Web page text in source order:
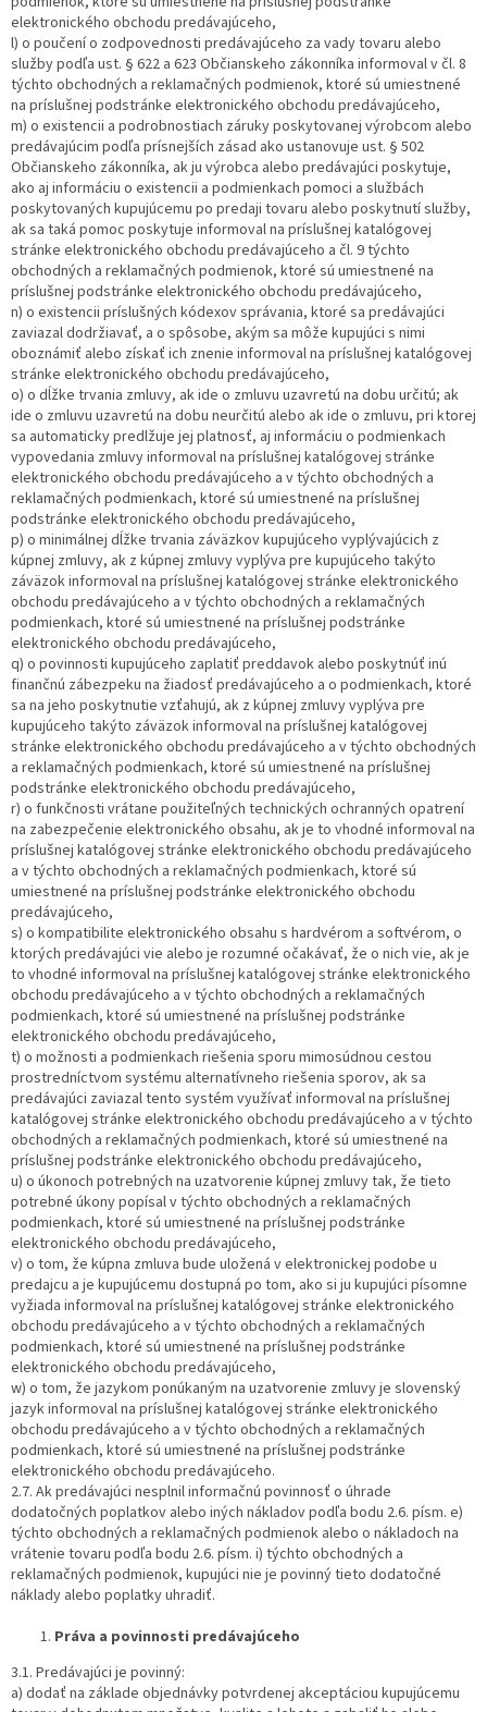
elektronického obchodu predávajúceho,
l) o poučení o zodpovednosti predávajúceho za vady tovaru alebo
služby podľa ust. § 622 a 623 Občianskeho zákonníka informoval v čl. 8
týchto obchodných a reklamačných podmienok, ktoré sú umiestnené
na príslušnej podstránke elektronického obchodu predávajúceho,
m) o existencii a podrobnostiach záruky poskytovanej výrobcom alebo
predávajúcim podľa prísnejších zásad ako ustanovuje ust. § 502
Občianskeho zákonníka, ak ju výrobca alebo predávajúci poskytuje,
ako aj informáciu o existencii a podmienkach pomoci a službách
poskytovaných kupujúcemu po predaji tovaru alebo poskytnutí služby,
ak sa taká pomoc poskytuje informoval na príslušnej katalógovej
stránke elektronického obchodu predávajúceho a čl. 9 týchto
obchodných a reklamačných podmienok, ktoré sú umiestnené na
príslušnej podstránke elektronického obchodu predávajúceho,
n) o existencii príslušných kódexov správania, ktoré sa predávajúci
zaviazal dodržiavať, a o spôsobe, akým sa môže kupujúci s nimi
oboznámiť alebo získať ich znenie informoval na príslušnej katalógovej
stránke elektronického obchodu predávajúceho,
o) o dĺžke trvania zmluvy, ak ide o zmluvu uzavretú na dobu určitú; ak
ide o zmluvu uzavretú na dobu neurčitú alebo ak ide o zmluvu, pri ktorej
sa automaticky predlžuje jej platnosť, aj informáciu o podmienkach
vypovedania zmluvy informoval na príslušnej katalógovej stránke
elektronického obchodu predávajúceho a v týchto obchodných a
reklamačných podmienkach, ktoré sú umiestnené na príslušnej
podstránke elektronického obchodu predávajúceho,
p) o minimálnej dĺžke trvania záväzkov kupujúceho vyplývajúcich z
kúpnej zmluvy, ak z kúpnej zmluvy vyplýva pre kupujúceho takýto
záväzok informoval na príslušnej katalógovej stránke elektronického
obchodu predávajúceho a v týchto obchodných a reklamačných
podmienkach, ktoré sú umiestnené na príslušnej podstránke
elektronického obchodu predávajúceho,
q) o povinnosti kupujúceho zaplatiť preddavok alebo poskytnúť inú
finančnú zábezpeku na žiadosť predávajúceho a o podmienkach, ktoré
sa na jeho poskytnutie vzťahujú, ak z kúpnej zmluvy vyplýva pre
kupujúceho takýto záväzok informoval na príslušnej katalógovej
stránke elektronického obchodu predávajúceho a v týchto obchodných
a reklamačných podmienkach, ktoré sú umiestnené na príslušnej
podstránke elektronického obchodu predávajúceho,
r) o funkčnosti vrátane použiteľných technických ochranných opatrení
na zabezpečenie elektronického obsahu, ak je to vhodné informoval na
príslušnej katalógovej stránke elektronického obchodu predávajúceho
a v týchto obchodných a reklamačných podmienkach, ktoré sú
umiestnené na príslušnej podstránke elektronického obchodu
predávajúceho,
s) o kompatibilite elektronického obsahu s hardvérom a softvérom, o
ktorých predávajúci vie alebo je rozumné očakávať, že o nich vie, ak je
to vhodné informoval na príslušnej katalógovej stránke elektronického
obchodu predávajúceho a v týchto obchodných a reklamačných
podmienkach, ktoré sú umiestnené na príslušnej podstránke
elektronického obchodu predávajúceho,
t) o možnosti a podmienkach riešenia sporu mimosúdnou cestou
prostredníctvom systému alternatívneho riešenia sporov, ak sa
predávajúci zaviazal tento systém využívať informoval na príslušnej
katalógovej stránke elektronického obchodu predávajúceho a v týchto
obchodných a reklamačných podmienkach, ktoré sú umiestnené na
príslušnej podstránke elektronického obchodu predávajúceho,
u) o úkonoch potrebných na uzatvorenie kúpnej zmluvy tak, že tieto
potrebné úkony popísal v týchto obchodných a reklamačných
podmienkach, ktoré sú umiestnené na príslušnej podstránke
elektronického obchodu predávajúceho,
v) o tom, že kúpna zmluva bude uložená v elektronickej podobe u
predajcu a je kupujúcemu dostupná po tom, ako si ju kupujúci písomne
vyžiada informoval na príslušnej katalógovej stránke elektronického
obchodu predávajúceho a v týchto obchodných a reklamačných
podmienkach, ktoré sú umiestnené na príslušnej podstránke
elektronického obchodu predávajúceho,
w) o tom, že jazykom ponúkaným na uzatvorenie zmluvy je slovenský
jazyk informoval na príslušnej katalógovej stránke elektronického
obchodu predávajúceho a v týchto obchodných a reklamačných
podmienkach, ktoré sú umiestnené na príslušnej podstránke
elektronického obchodu predávajúceho.
2.7. Ak predávajúci nesplnil informačnú povinnosť o úhrade
dodatočných poplatkov alebo iných nákladov podľa bodu 2.6. písm. e)
týchto obchodných a reklamačných podmienok alebo o nákladoch na
vrátenie tovaru podľa bodu 2.6. písm. i) týchto obchodných a
reklamačných podmienok, kupujúci nie je povinný tieto dodatočné
náklady alebo poplatky uhradiť.
Práva a povinnosti predávajúceho
3.1. Predávajúci je povinný:
a) dodať na základe objednávky potvrdenej akceptáciou kupujúcemu